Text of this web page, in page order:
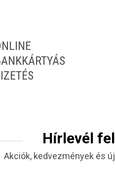
Hírlevél
Akciók, kedvezmények és